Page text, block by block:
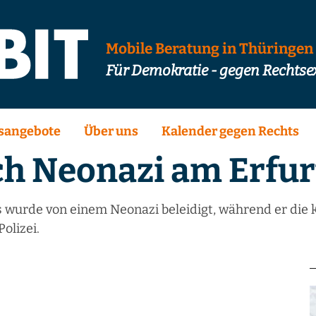
Mobile Beratung in Thüringen
Für Demokratie - gegen
Über uns Kalender gegen Rechts
Neonazi am
von einem Neonazi beleidigt, während er